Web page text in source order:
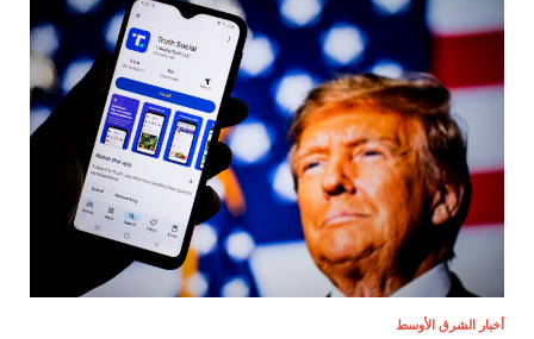
أخبار الشرق الأوسط